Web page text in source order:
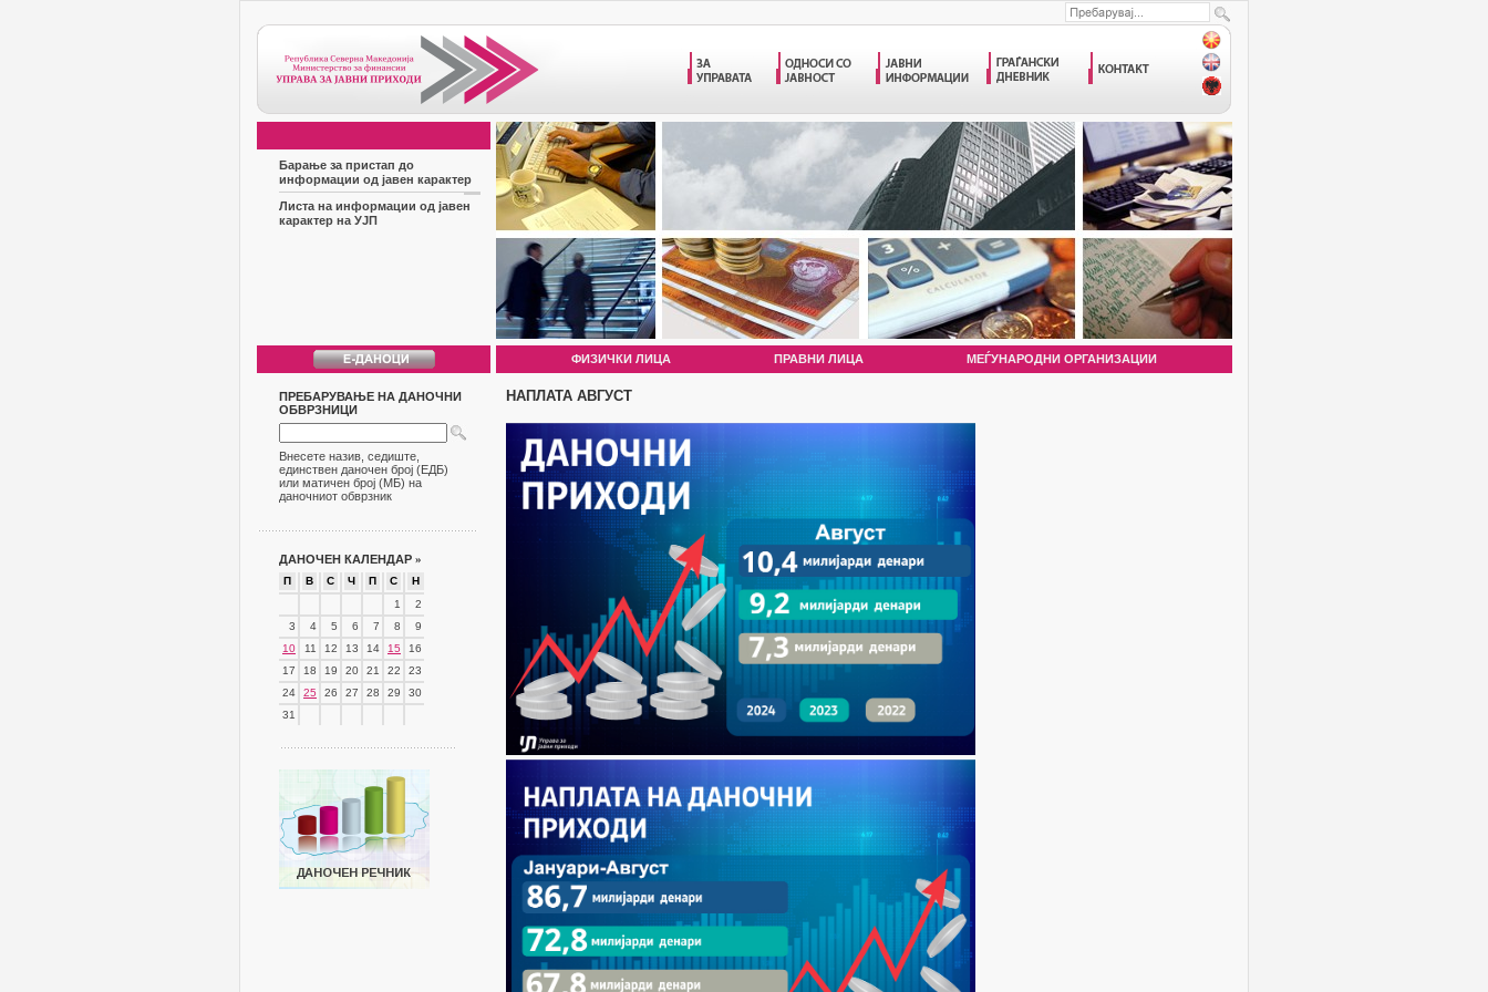
Барање за пристап до
информации од јавен карактер
Листа на информации од јавен
карактер на УЈП
ФИЗИЧКИ ЛИЦА ПРАВНИ ЛИЦА МЕЃУНАРОДНИ ОРГАНИЗАЦИИ
ПРЕБАРУВАЊЕ НА ДАНОЧНИ
ОБВРЗНИЦИ
Внесете назив, седиште,
единствен даночен број (ЕДБ)
или матичен број (МБ) на
даночниот обврзник
ДАНОЧЕН КАЛЕНДАР »
П В С Ч П С
Н
1
2
3
4 5 6 7 8
9
10
11 12 13 14 15
16
17
18 19 20 21 22
23
24
25 26 27 28 29
30
31
НАПЛАТА АВГУСТ